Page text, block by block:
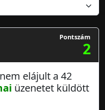
Pontszám
2
elájult a 42
üzenetet küldött